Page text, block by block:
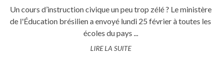
Un cours d’instruction civique un peu trop zélé ? Le ministère
de l'Éducation brésilien a envoyé lundi 25 février à toutes les
écoles du pays ...
LIRE LA SUITE